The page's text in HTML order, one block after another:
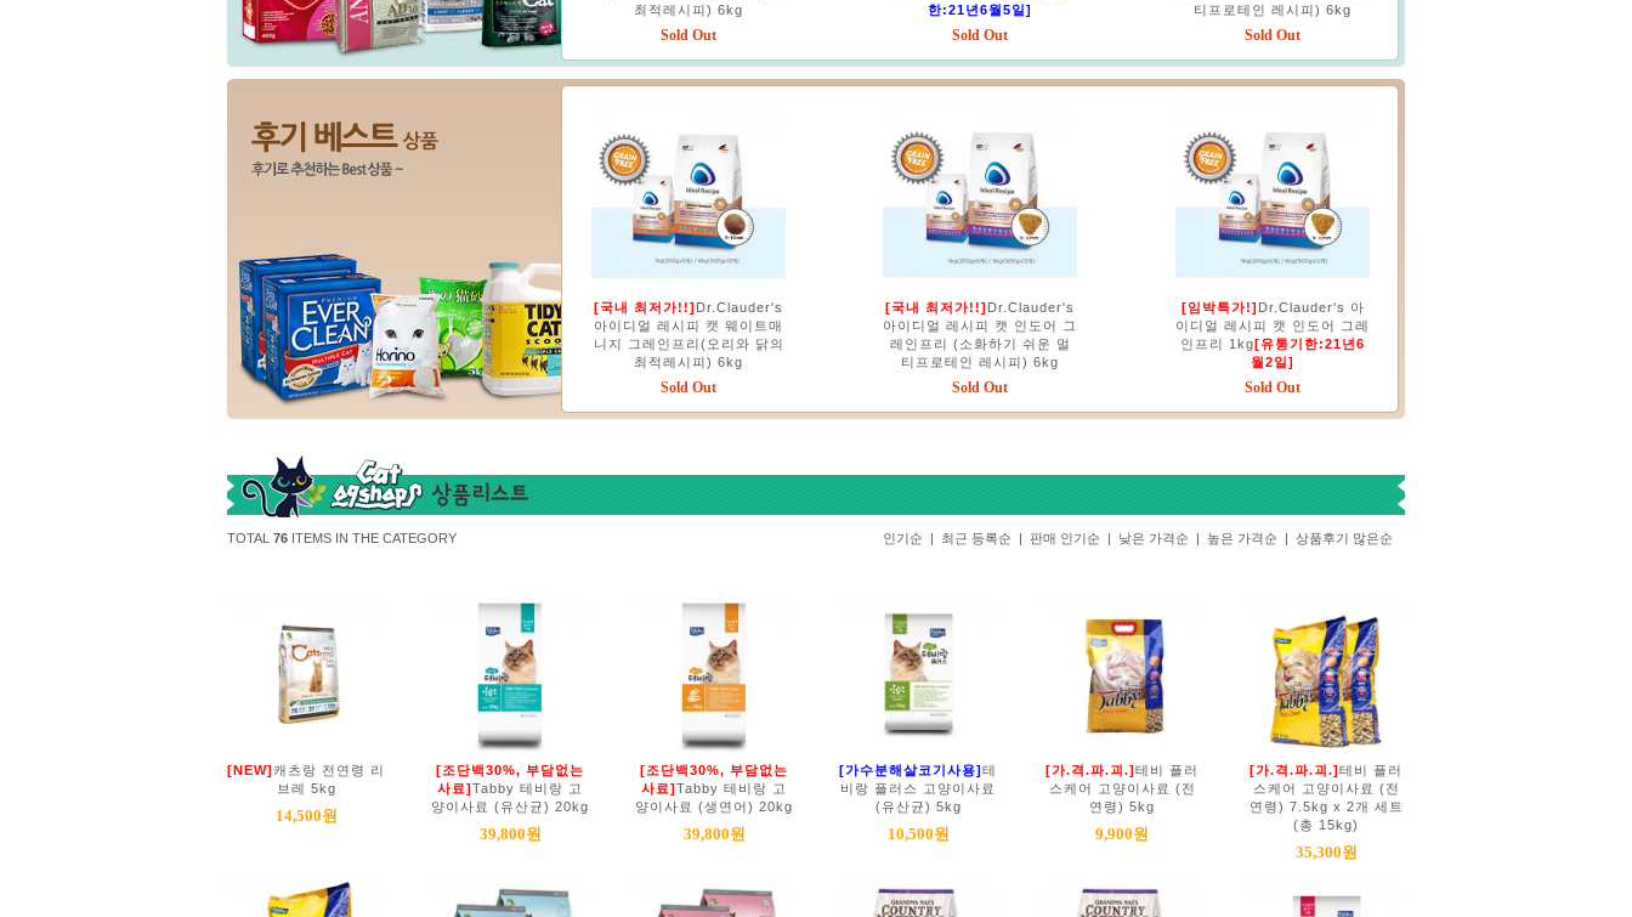
최적레시피) 6kg
Sold Out
한:21년6월5일]
Sold Out
티프로테인 레시피) 6kg
Sold Out
[국내 최저가!!] Dr.Clauder's
아이디얼 레시피 캣 웨이트매
니지 그레인프리(오리와 닭의
최적레시피) 6kg
Sold Out
[국내 최저가!!] Dr.Clauder's
아이디얼 레시피 캣 인도어 그
레인프리 (소화하기 쉬운 멀
티프로테인 레시피) 6kg
Sold Out
[임박특가!] Dr.Clauder's 아
이디얼 레시피 캣 인도어 그레
인프리 1kg[유통기한:21년6
월2일]
Sold Out
TOTAL 76 ITEMS IN THE CATEGORY 인기순 | 최근 등록순 | 판매 인기순 | 낮은 가격순 | 높은 가격순 | 상품후기 많은순
[NEW]캐츠랑 전연령 리
브레 5kg
14,500원
[조단백30%, 부담없는
사료]Tabby 테비랑 고
양이사료 (유산균) 20kg
39,800원
[조단백30%, 부담없는
사료]Tabby 테비랑 고
양이사료 (생연어) 20kg
39,800원
[가수분해살코기사용]테
비랑 플러스 고양이사료
(유산균) 5kg
10,500원
[가.격.파.괴.]테비 플러
스케어 고양이사료 (전
연령) 5kg
9,900원
[가.격.파.괴.]테비 플러
스케어 고양이사료 (전
연령) 7.5kg x 2개 세트
(총 15kg)
35,300원